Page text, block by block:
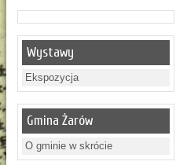
Wystawy
Ekspozycja
Gmina Żarów
O gminie w skrócie